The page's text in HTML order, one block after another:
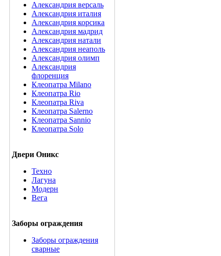
Александрия версаль
Александрия италия
Александрия корсика
Александрия мадрид
Александрия натали
Александрия неаполь
Александрия олимп
Александрия
флоренция
Клеопатра Milano
Клеопатра Rio
Клеопатра Riva
Клеопатра Salerno
Клеопатра Sannio
Клеопатра Solo
Двери Оникс
Техно
Лагуна
Модерн
Вега
Заборы ограждения
Заборы ограждения
сварные